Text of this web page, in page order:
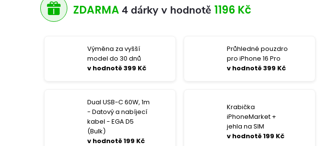
ZDARMA 4 dárky v hodnotě 1196 Kč
Výměna za vyšší
model do 30 dnů
v hodnotě 399 Kč
Průhledné pouzdro
pro iPhone 16 Pro
v hodnotě 399 Kč
Dual USB-C 60W, 1m
- Datový a nabíjecí
kabel - EGA D5
(Bulk)
v hodnotě 199 Kč
Krabička
iPhoneMarket +
jehla na SIM
v hodnotě 199 Kč